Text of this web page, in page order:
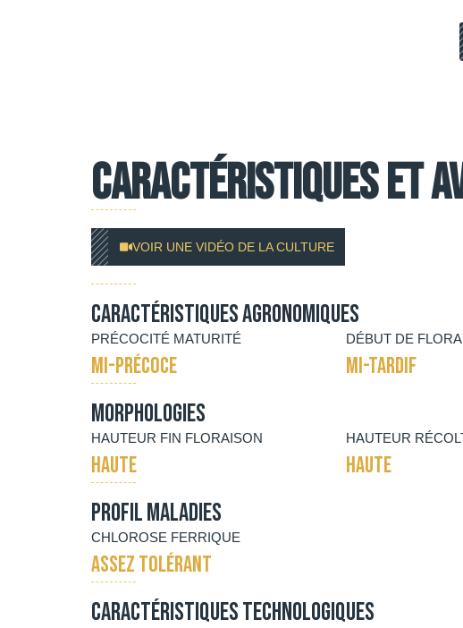
Caractéristiques et
VOIR UNE VIDÉO DE LA CULTURE
Caractéristiques agronomiques
PRÉCOCITÉ MATURITÉ
MI-PRÉCOCE
DÉBUT DE
MI-TARDIF
Morphologies
HAUTEUR FIN FLORAISON
HAUTE
HAUTEUR
HAUTE
Profil maladies
CHLOROSE FERRIQUE
ASSEZ TOLÉRANT
Caractéristiques technologiques